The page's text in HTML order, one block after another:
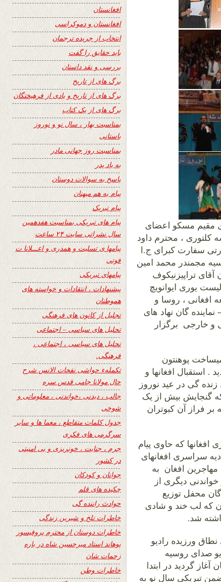
مقیم مسکو اعضای
کلتوری ، محترم داود
سفارت کبرای ج.ا
مجمندر محمد امین
تراپیزنیکوف
یوری ایوانویچ
، روسا و
گان نهاد های
و خارجی برگزار
پوهنتون
استقبال افغانها و
گی در عید نوروز
که گنجایش بیش از یک
بر فراز آن کبوتران
افغانها که حاوی پیام
سراسری افغانهای
افغان به
دیگری از
محفل توزیع
که لب خند و شادی
شد.
ورزیده رادیو
صدای روسیه
گردید در ابتدا
ضمن تبریکی سال نو به
افغانستان
افغانستان و دموکراسی
انتخاب از جریده ترجمان
باید حقایق را گفت
بررسی و نقد داستان
برگ های از تاریخ
برگ های از تاریخ و یادی از فرهیختگان
برگ های از یک کتاب
بمناسبت بهار ، سال نو و نوروز
باستانی
بمناسبت روز جهانی مادر
به یاد پدر
پاسخ به سوالات دوستان
پیام به هم میهنان
پیام تبریک
پیام های تبریکی بمناسبت هفدهمین
سال نشراتی سایت ۲۴ ساعت
پیامها ی تسلیت و همدری و اعـــلانا ت
فوتی
پیامهای تبریکی
پیشنهادات ، انتقادات و خواسته های
هموطنان
تجلیل از کانون های فرهنگی
تحلیل های سیاسی – اجتماعی
تحلیل های سیاسی ، اجتماعی ،
فرهنگی.
تکملهء حواشی نفحات الانس شرح
حال مولانا جامی قدس سره
جالب ، دیدنی ،خواندنی ، معلوماتی و
شوخی
جدول کلمات متقاطع ، معما ها و سایر
سرگرمی های فکری
جرم ، جنایت ، خونریزی و بی امنیتی
در کشور
جوانان و کودکان
چکیده های قلم
حوادث راننده گی
خاطرات تلخ و شیرین زندگی
خاطرات دوستان از محترم پروفیسور
پوهاند استاد میرحسین شاه در باره
زحمات شان
خاطرات وطن